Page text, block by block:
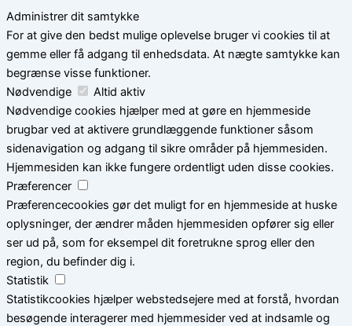
Administrer dit samtykke
For at give den bedst mulige oplevelse bruger vi cookies til at
gemme eller få adgang til enhedsdata. At nægte samtykke kan
begrænse visse funktioner.
Nødvendige
Altid aktiv
Nødvendige cookies hjælper med at gøre en hjemmeside
brugbar ved at aktivere grundlæggende funktioner såsom
sidenavigation og adgang til sikre områder på hjemmesiden.
Hjemmesiden kan ikke fungere ordentligt uden disse cookies.
Præferencer
Præferencecookies gør det muligt for en hjemmeside at huske
oplysninger, der ændrer måden hjemmesiden opfører sig eller
ser ud på, som for eksempel dit foretrukne sprog eller den
region, du befinder dig i.
Statistik
Statistikcookies hjælper webstedsejere med at forstå, hvordan
besøgende interagerer med hjemmesider ved at indsamle og